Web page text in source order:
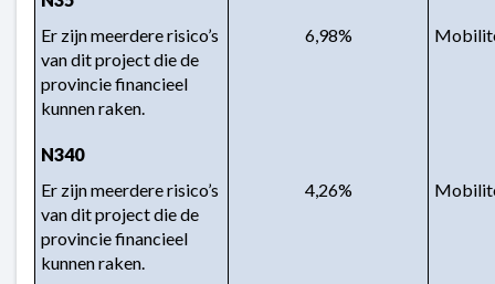
Er zijn meerdere risico’s
van dit project die de
provincie financieel
kunnen raken.
6,98%
N340
Er zijn meerdere risico’s
van dit project die de
provincie financieel
kunnen raken.
4,26%